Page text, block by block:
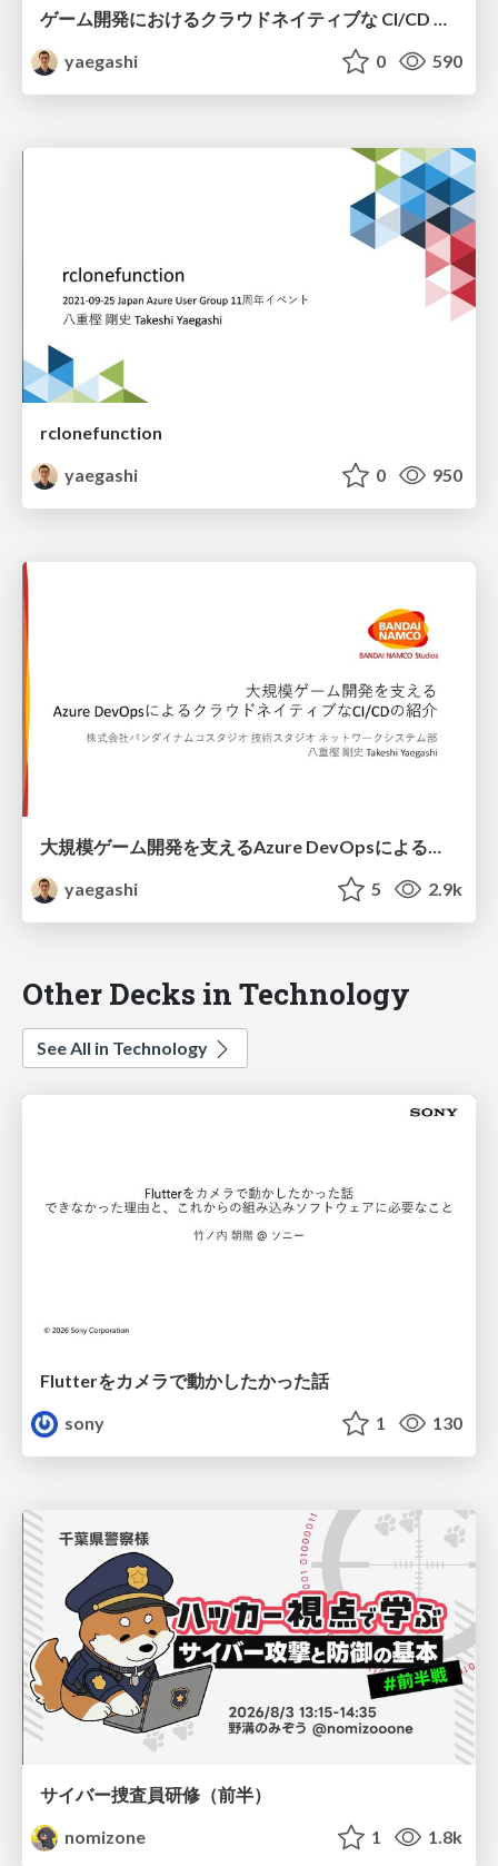
yaegashi
0 590
rclonefunction
yaegashi
0 950
大規模ゲーム開発を支える Azure DevOpsによるクラウドネイティブなCI/CDの紹介
yaegashi
5 2.9k
Other Decks in Technology
See All in Technology
Flutterをカメラで動かしたかった話
sony
1 130
サイバー捜査員研修（前半）
nomizone
1 1.8k